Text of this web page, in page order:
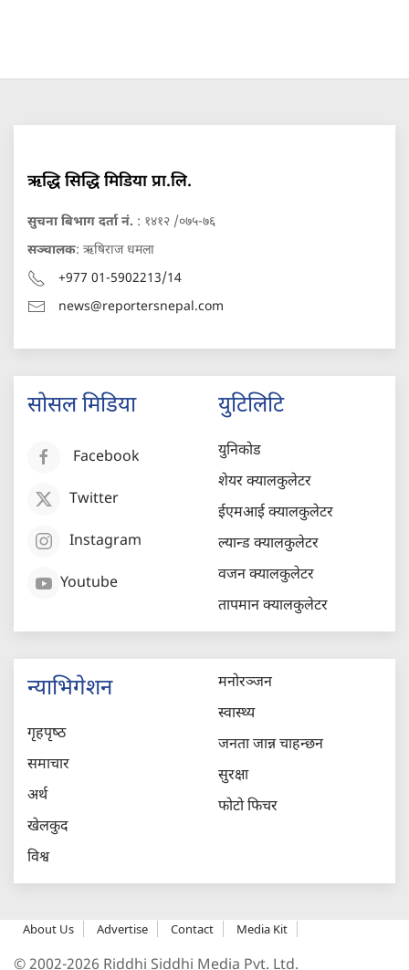
ऋद्धि सिद्धि मिडिया प्रा.लि.
सुचना बिभाग दर्ता नं. : १४१२ /०७५-७६
सञ्चालक: ऋषिराज धमला
+977 01-5902213/14
news@reportersnepal.com
सोसल मिडिया
Facebook
Twitter
Instagram
Youtube
युटिलिटि
युनिकोड
शेयर क्यालकुलेटर
ईएमआई क्यालकुलेटर
ल्यान्ड क्यालकुलेटर
वजन क्यालकुलेटर
तापमान क्यालकुलेटर
न्याभिगेशन
गृहपृष्‍ठ
समाचार
अर्थ
खेलकुद
विश्व
मनोरञ्जन
स्वास्थ्य
जनता जान्न चाहन्छन
सुरक्षा
फोटो फिचर
About Us Advertise Contact Media Kit
© 2002-2026 Riddhi Siddhi Media Pvt. Ltd.